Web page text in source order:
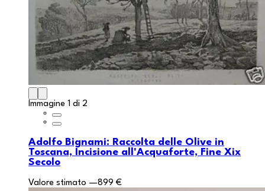
Immagine 1 di 2
Adolfo Bignami: Raccolta delle Olive in
Toscana, Incisione all'Acquaforte, Fine Xix
Secolo
Valore stimato —899 €